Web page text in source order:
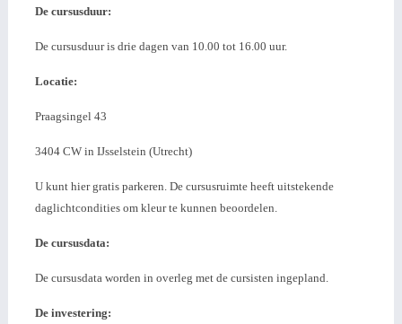
De cursusduur:
De cursusduur is drie dagen van 10.00 tot 16.00 uur.
Locatie:
Praagsingel 43
3404 CW in IJsselstein (Utrecht)
U kunt hier gratis parkeren. De cursusruimte heeft uitstekende
daglichtcondities om kleur te kunnen beoordelen.
De cursusdata:
De cursusdata worden in overleg met de cursisten ingepland.
De investering: